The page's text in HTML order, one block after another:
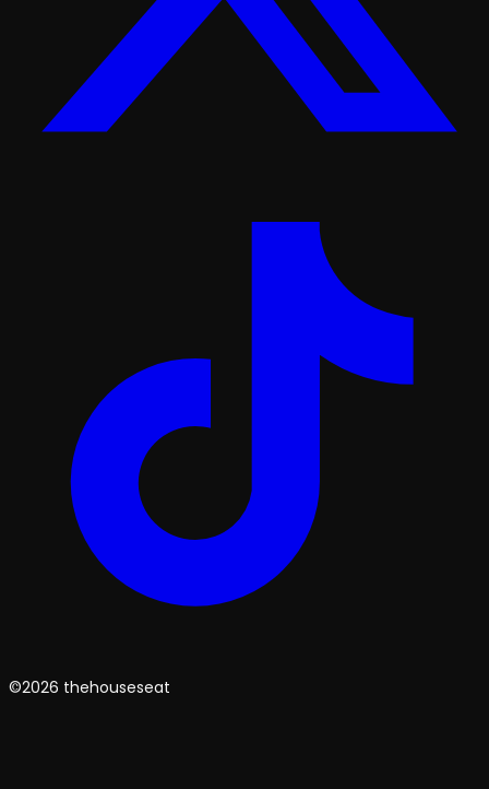
©2026 thehouseseat